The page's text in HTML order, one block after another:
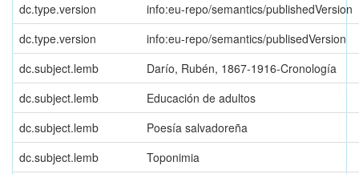
dc.type.version
info:eu-repo/semantics/publishedVersion
dc.type.version
info:eu-repo/semantics/publisedVersion
dc.subject.lemb
Darío, Rubén, 1867-1916-Cronología
dc.subject.lemb
Educación de adultos
dc.subject.lemb
Poesía salvadoreña
dc.subject.lemb
Toponimia